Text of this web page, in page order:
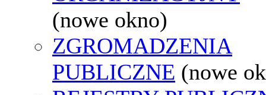
(nowe okno)
ZGROMADZENIA
PUBLICZNE (nowe